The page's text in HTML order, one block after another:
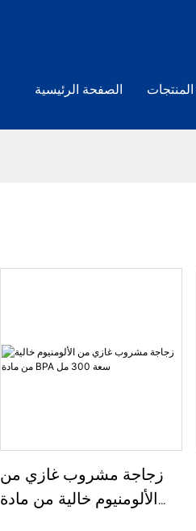
الصفحة الرئيسية المنتجات
زجاجة مشروب غازي من
الألومنيوم خالية من مادة